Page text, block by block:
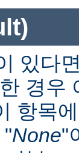
있다
경우
항목
"None"